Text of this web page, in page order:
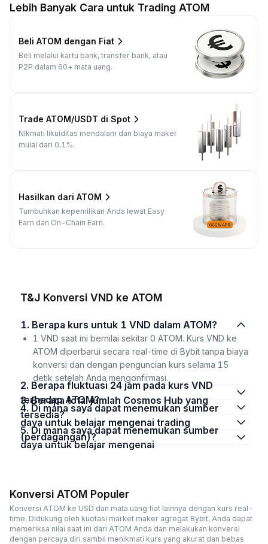
Lebih Banyak Cara untuk Trading ATOM
Beli ATOM dengan Fiat
Beli melalui kartu bank, transfer bank, atau
P2P dalam 60+ mata uang.
Trade ATOM/USDT di Spot
Nikmati likuiditas mendalam dan biaya maker
mulai dari 0,1%.
Hasilkan dari ATOM
Tumbuhkan kepemilikan Anda lewat Easy
Earn dan On-Chain Earn.
T&J Konversi VND ke ATOM
1. Berapa kurs untuk 1 VND dalam ATOM?
1 VND saat ini bernilai sekitar 0 ATOM. Kurs VND ke
ATOM diperbarui secara real-time di Bybit tanpa biaya
konversi dan dengan penguncian kurs selama 15
detik setelah Anda mengonfirmasi.
2. Berapa fluktuasi 24 jam pada kurs VND
terhadap ATOM?
3. Berapa total jumlah Cosmos Hub yang
tersedia?
4. Di mana saya dapat menemukan sumber
daya untuk belajar mengenai trading
(perdagangan)?
5. Di mana saya dapat menemukan sumber
daya untuk belajar mengenai
Konversi ATOM Populer
Konversi ATOM ke USD dan mata uang fiat lainnya dengan kurs real-
time. Didukung oleh kuotasi market maker agregat Bybit, Anda dapat
memeriksa nilai saat ini dari ATOM Anda dan melakukan konversi
dengan percaya diri sambil menikmati kurs yang akurat dan bebas